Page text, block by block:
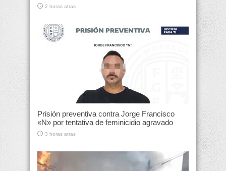
2 horas atras
Prisión preventiva contra Jorge Francisco
«N» por tentativa de feminicidio agravado
3 horas atras